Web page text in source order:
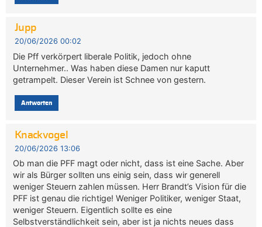
Jupp
20/06/2026 00:02
Die Pff verkörpert liberale Politik, jedoch ohne
Unternehmer.. Was haben diese Damen nur kaputt
getrampelt. Dieser Verein ist Schnee von gestern.
Antworten
Knackvogel
20/06/2026 13:06
Ob man die PFF magt oder nicht, dass ist eine Sache. Aber
wir als Bürger sollten uns einig sein, dass wir generell
weniger Steuern zahlen müssen. Herr Brandt’s Vision für die
PFF ist genau die richtige! Weniger Politiker, weniger Staat,
weniger Steuern. Eigentlich sollte es eine
Selbstverständlichkeit sein, aber ist ja nichts neues dass